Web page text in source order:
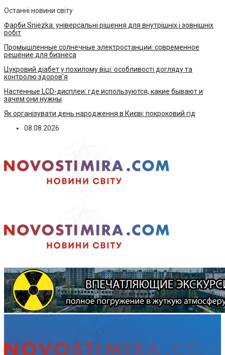
Останні новини світу
Фарби Sniezka: універсальні рішення для внутрішніх і зовнішніх
робіт
Промышленные солнечные электростанции: современное
решение для бизнеса
Цукровий діабет у похилому віці: особливості догляду та
контролю здоров’я
Настенные LCD-дисплеи: где используются, какие бывают и
зачем они нужны
Як організувати день народження в Києві: покроковий гід
08.08.2026